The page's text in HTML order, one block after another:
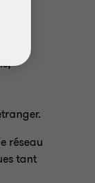
réseau
tant